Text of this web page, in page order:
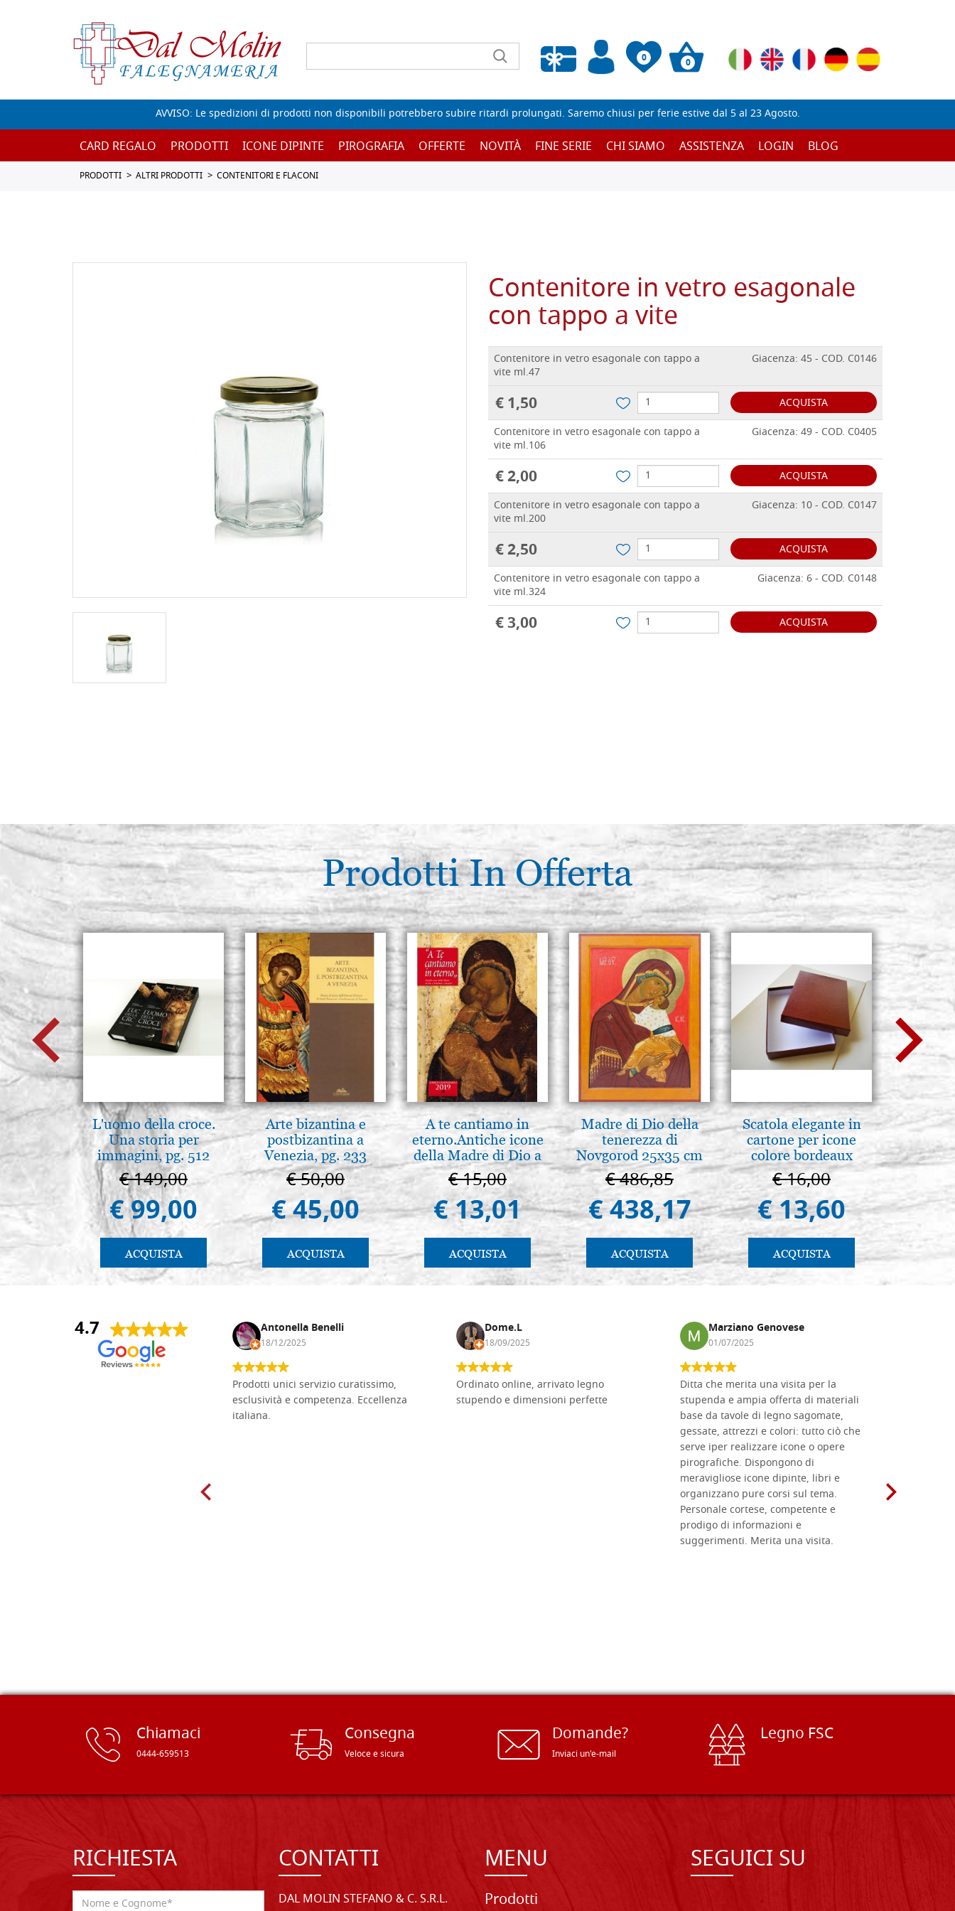
0
Wishlist vuota
0
AVVISO: Le spedizioni di prodotti non disponibili potrebbero subire ritardi prolungati. Saremo chiusi per ferie estive dal 5 al 23 Agosto.
CARD REGALO PRODOTTI ICONE DIPINTE PIROGRAFIA OFFERTE NOVITÀ FINE SERIE CHI SIAMO ASSISTENZA LOGIN BLOG
PRODOTTI ALTRI PRODOTTI CONTENITORI E FLACONI
Contenitore in vetro esagonale
con tappo a vite
Contenitore in vetro esagonale con tappo a
vite ml.47
Giacenza: 45 - COD. C0146
€ 1,50
ACQUISTA
Contenitore in vetro esagonale con tappo a
vite ml.106
Giacenza: 49 - COD. C0405
€ 2,00
ACQUISTA
Contenitore in vetro esagonale con tappo a
vite ml.200
Giacenza: 10 - COD. C0147
€ 2,50
ACQUISTA
Contenitore in vetro esagonale con tappo a
vite ml.324
Giacenza: 6 - COD. C0148
€ 3,00 ACQUISTA
Prodotti In Offerta
L'uomo della croce.
Una storia per
immagini, pg. 512
€ 149,00
€ 99,00
ACQUISTA
Arte bizantina e
postbizantina a
Venezia, pg. 233
€ 50,00
€ 45,00
ACQUISTA
A te cantiamo in
eterno.Antiche icone
della Madre di Dio a
Vladimir e Suzdal
(libro-cal. 2019)
€ 15,00
€ 13,01
ACQUISTA
Madre di Dio della
tenerezza di
Novgorod 25x35 cm
€ 486,85
€ 438,17
ACQUISTA
Scatola elegante in
cartone per icone
colore bordeaux
€ 16,00
€ 13,60
ACQUISTA
Il
The
€
€
4.7
Andrea Monguzzi Antonella Benelli
18/12/2025
Prodotti unici servizio curatissimo,
esclusività e competenza. Eccellenza
italiana.
Dome.L
18/09/2025
Ordinato online, arrivato legno
stupendo e dimensioni perfette
Marziano Genovese
01/07/2025
Ditta che merita una visita per la
stupenda e ampia offerta di materiali
base da tavole di legno sagomate,
gessate, attrezzi e colori: tutto ciò che
serve iper realizzare icone o opere
pirografiche. Dispongono di
meravigliose icone dipinte, libri e
organizzano pure corsi sul tema.
Personale cortese, competente e
prodigo di informazioni e
suggerimenti. Merita una visita.
Chiamaci
0444-659513
Consegna
Veloce e sicura
Domande?
Inviaci un'e-mail
Legno FSC
RICHIESTA CONTATTI
DAL MOLIN STEFANO & C. S.R.L.
MENU
Prodotti
SEGUICI SU